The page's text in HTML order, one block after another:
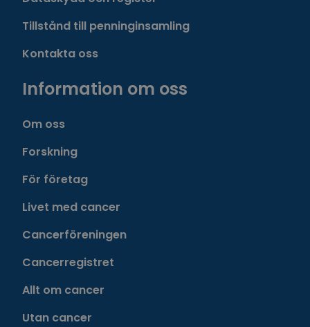
Tillstånd till penninginsamling
Kontakta oss
Information om oss
Om oss
Forskning
För företag
Livet med cancer
Cancerföreningen
Cancerregistret
Allt om cancer
Utan cancer